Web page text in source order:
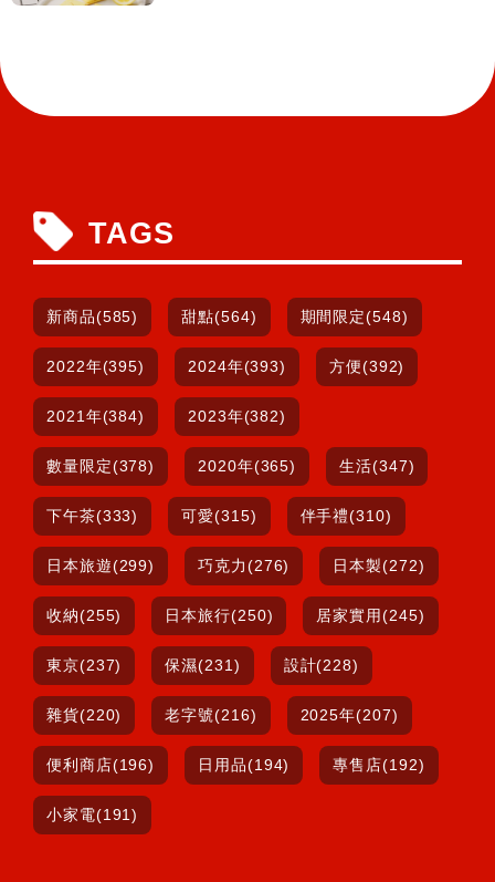
TAGS
新商品(585) 甜點(564) 期間限定(548)
2022年(395) 2024年(393) 方便(392)
2021年(384) 2023年(382)
數量限定(378) 2020年(365) 生活(347)
下午茶(333) 可愛(315) 伴手禮(310)
日本旅遊(299) 巧克力(276) 日本製(272)
收納(255) 日本旅行(250) 居家實用(245)
東京(237) 保濕(231) 設計(228)
雜貨(220) 老字號(216) 2025年(207)
便利商店(196) 日用品(194) 專售店(192)
小家電(191)